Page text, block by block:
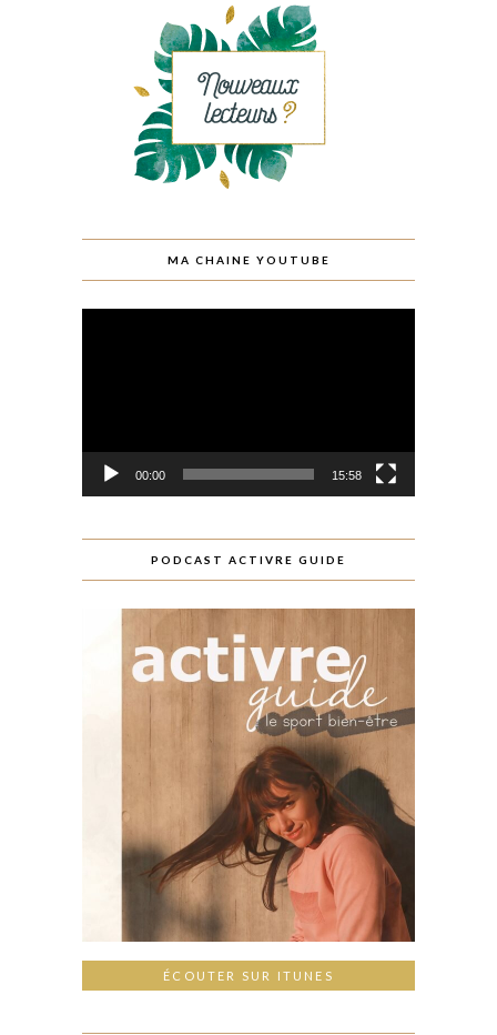
MA CHAINE YOUTUBE
00:00 15:58
PODCAST ACTIVRE GUIDE
ÉCOUTER SUR ITUNES